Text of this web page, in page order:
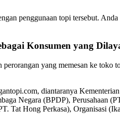
penggunaan topi tersebut.
Konsumen yang
yang memesan ke toko
diantaranya
Negara (BPDP),
Tat Hong Perkasa), Organisasi